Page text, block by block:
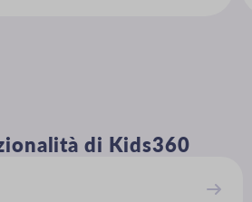
di Kids360